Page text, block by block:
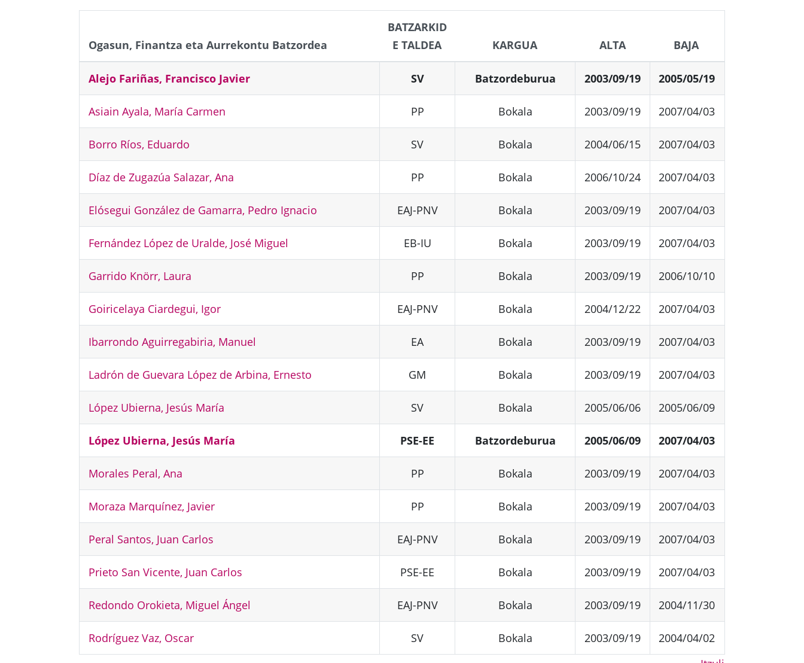
Ogasun, Finantza eta Aurrekontu Batzordea
BATZARKID
E TALDEA
KARGUA ALTA BAJA
Alejo Fariñas, Francisco Javier SV Batzordeburua 2003/09/19 2005/05/19
Asiain Ayala, María Carmen PP Bokala 2003/09/19 2007/04/03
Borro Ríos, Eduardo SV Bokala 2004/06/15 2007/04/03
Díaz de Zugazúa Salazar, Ana PP Bokala 2006/10/24 2007/04/03
Elósegui González de Gamarra, Pedro Ignacio EAJ-PNV Bokala 2003/09/19 2007/04/03
Fernández López de Uralde, José Miguel EB-IU Bokala 2003/09/19 2007/04/03
Garrido Knörr, Laura PP Bokala 2003/09/19 2006/10/10
Goiricelaya Ciardegui, Igor EAJ-PNV Bokala 2004/12/22 2007/04/03
Ibarrondo Aguirregabiria, Manuel EA Bokala 2003/09/19 2007/04/03
Ladrón de Guevara López de Arbina, Ernesto GM Bokala 2003/09/19 2007/04/03
López Ubierna, Jesús María SV Bokala 2005/06/06 2005/06/09
López Ubierna, Jesús María PSE-EE Batzordeburua 2005/06/09 2007/04/03
Morales Peral, Ana PP Bokala 2003/09/19 2007/04/03
Moraza Marquínez, Javier PP Bokala 2003/09/19 2007/04/03
Peral Santos, Juan Carlos EAJ-PNV Bokala 2003/09/19 2007/04/03
Prieto San Vicente, Juan Carlos PSE-EE Bokala 2003/09/19 2007/04/03
Redondo Orokieta, Miguel Ángel EAJ-PNV Bokala 2003/09/19 2004/11/30
Rodríguez Vaz, Oscar SV Bokala 2003/09/19
2004/04/02